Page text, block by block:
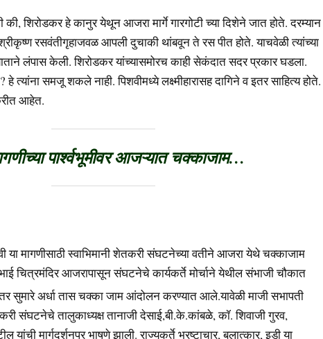
की, शिरोडकर हे कानुर येथून आजरा मार्गे गारगोटी च्या दिशेने जात होते. दरम्यान
रसवंतीगृहाजवळ आपली दुचाकी थांबवून ते रस पीत होते. याचवेळी त्यांच्या
लंपास केली. शिरोडकर यांच्यासमोरच काही सेकंदात सदर प्रकार घडला.
त्यांना समजू शकले नाही. पिशवीमध्ये लक्ष्मीहारासह दागिने व इतर साहित्य होते.
आहेत.
पार्श्‍वभूमीवर आजऱ्यात चक्काजाम…
या मागणीसाठी स्वाभिमानी शेतकरी संघटनेच्या वतीने आजरा येथे चक्काजाम
चित्रमंदिर आजरापासून संघटनेचे कार्यकर्ते मोर्चाने येथील संभाजी चौकात
सुमारे अर्धा तास चक्का जाम आंदोलन करण्यात आले.यावेळी माजी सभापती
संघटनेचे तालुकाध्यक्ष तानाजी देसाई,बी.के.कांबळे, कॉ. शिवाजी गुरव,
यांची मार्गदर्शनपर भाषणे झाली. राज्यकर्ते भ्रष्टाचार, बलात्कार, इडी या